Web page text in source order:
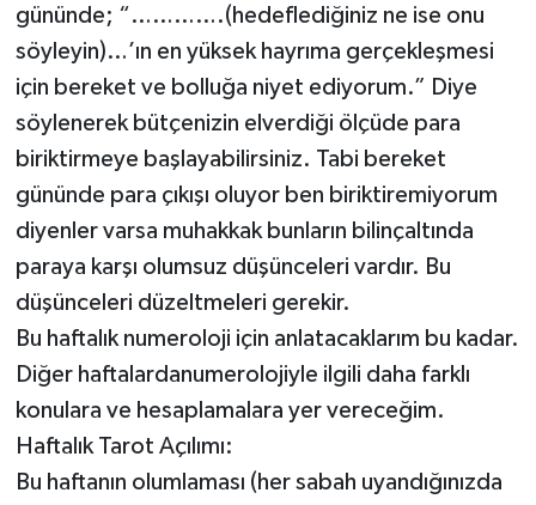
gününde; “………….(hedeflediğiniz ne ise onu
söyleyin)…’ın en yüksek hayrıma gerçekleşmesi
için bereket ve bolluğa niyet ediyorum.” Diye
söylenerek bütçenizin elverdiği ölçüde para
biriktirmeye başlayabilirsiniz. Tabi bereket
gününde para çıkışı oluyor ben biriktiremiyorum
diyenler varsa muhakkak bunların bilinçaltında
paraya karşı olumsuz düşünceleri vardır. Bu
düşünceleri düzeltmeleri gerekir.
Bu haftalık numeroloji için anlatacaklarım bu kadar.
Diğer haftalardanumerolojiyle ilgili daha farklı
konulara ve hesaplamalara yer vereceğim.
Haftalık Tarot Açılımı:
Bu haftanın olumlaması (her sabah uyandığınızda